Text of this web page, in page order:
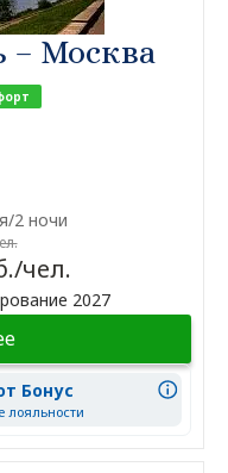
– Москва
2 ночи
чел.
2027
Бонус
лояльности